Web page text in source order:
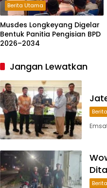
Berita Utama
Musdes Longkeyang Digelar
Bentuk Panitia Pengisian BPD
2026–2034
Jangan Lewatkan